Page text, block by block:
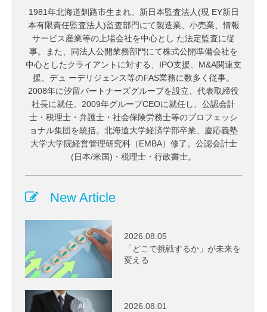
1981年北海道釧路市生まれ。新日本監査法人(現 EY新日
本有限責任監査法人)監査部門にて製造業、小売業、情報
サービス産業等の上場会社を中心とし た法定監査に従
事。また、同法人公開業務部門にて株式公開準備会社を
中心としたクライアントに対する、IPO支援、M&A関連支
援、デュ ーデリジェンス等のFAS業務に数多く従事。
2008年に汐留パートナーズグループを設立、代表取締役
社長に就任。2009年グループCEOに就任し、公認会計
士・税理士・弁護士・社会保険労務士等のプロフェッシ
ョナル集団を統括。北海道大学経済学部卒業、慶応義塾
大学大学院経営管理研究科（EMBA）修了。公認会計士
(日本/米国)・税理士・行政書士。
New Article
2026.08.05
「どこで挑戦するか」が未来を
変える
2026.08.01